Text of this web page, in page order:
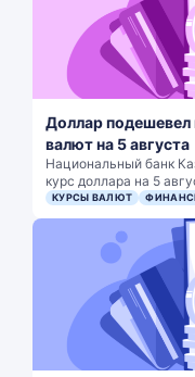
Доллар подешевел
валют на 5 августа
Национальный банк
курс доллара на 5
КУРСЫ ВАЛЮТ